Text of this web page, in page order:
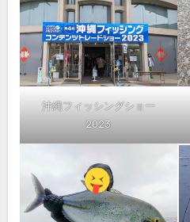
沖縄フィッシングショー
2023